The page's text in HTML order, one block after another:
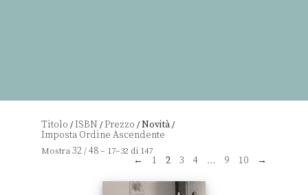
Titolo /ISBN /Prezzo /Novità/
Mostra32/48– 17–32 di 147
← 1 2 3 4 … 9 10 →